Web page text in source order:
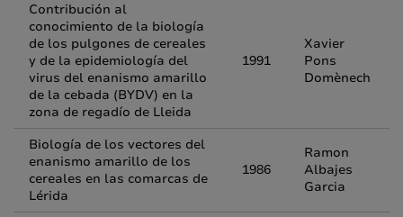
Contribución al
conocimiento de la biología
de los pulgones de cereales
y de la epidemiología del
virus del enanismo amarillo
de la cebada (BYDV) en la
zona de regadío de Lleida
1991
Xavier
Pons
Domènech
Biología de los vectores del
enanismo amarillo de los
cereales en las comarcas de
Lérida
1986
Ramon
Albajes
Garcia